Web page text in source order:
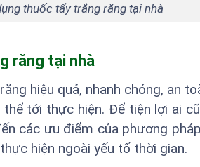
thuốc tẩy trắng răng tại nhà
răng tại nhà
hiệu quả, nhanh chóng, an
tới thực hiện. Để tiện lợi ai
các ưu điểm của phương
hiện ngoài yếu tố thời gian.